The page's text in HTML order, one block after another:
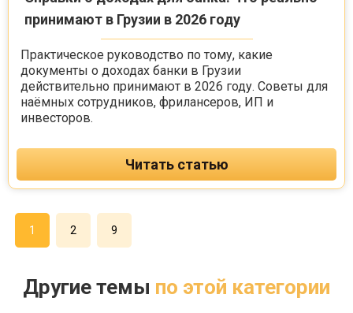
принимают в Грузии в 2026 году
Практическое руководство по тому, какие
документы о доходах банки в Грузии
действительно принимают в 2026 году. Советы для
наёмных сотрудников, фрилансеров, ИП и
инвесторов.
Читать статью
1 2 9
Другие темы по этой категории